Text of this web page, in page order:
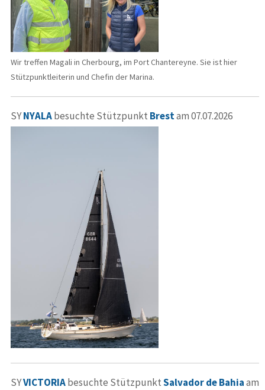
Wir treffen Magali in Cherbourg, im Port Chantereyne. Sie ist hier
Stützpunktleiterin und Chefin der Marina.
SYNYALAbesuchte Stützpunkt Brestam 07.07.2026
SYVICTORIAbesuchte StützpunktSalvador de Bahiaam